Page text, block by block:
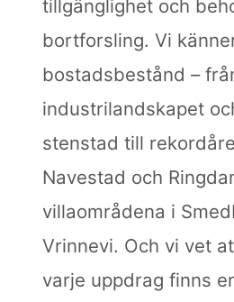
tillgänglighet och
bortforsling. Vi
bostadsbestånd –
industrilandskapet
stenstad till
Navestad och
villaområdena i
Vrinnevi. Och vi vet
varje uppdrag finns